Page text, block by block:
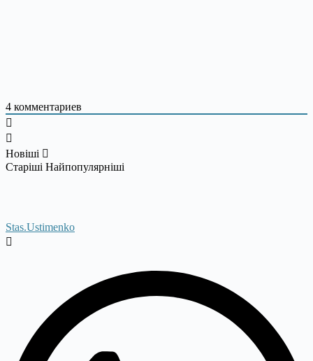
4 комментариев
Новіші
Старіші Найпопулярніші
Stas.Ustimenko